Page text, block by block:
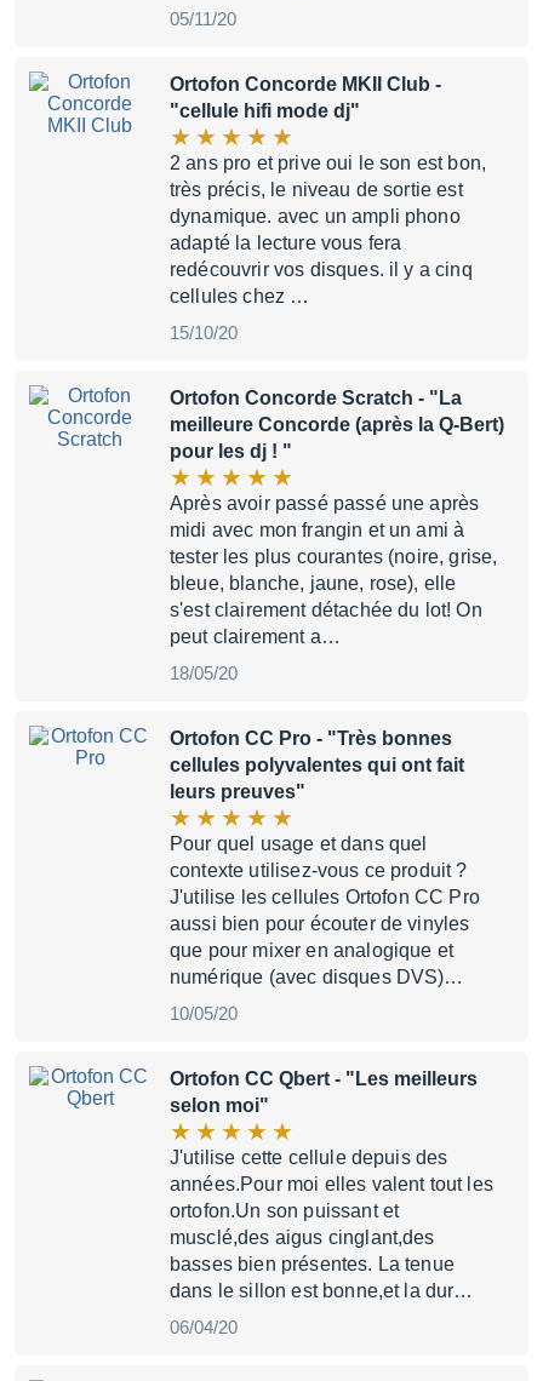
05/11/20
Ortofon Concorde MKII Club -
"cellule hifi mode dj"
2 ans pro et prive oui le son est bon,
très précis, le niveau de sortie est
dynamique. avec un ampli phono
adapté la lecture vous fera
redécouvrir vos disques. il y a cinq
cellules chez …
15/10/20
Ortofon Concorde Scratch - "La
meilleure Concorde (après la Q-Bert)
pour les dj ! "
Après avoir passé passé une après
midi avec mon frangin et un ami à
tester les plus courantes (noire, grise,
bleue, blanche, jaune, rose), elle
s'est clairement détachée du lot! On
peut clairement a…
18/05/20
Ortofon CC Pro - "Très bonnes
cellules polyvalentes qui ont fait
leurs preuves"
Pour quel usage et dans quel
contexte utilisez-vous ce produit ?
J'utilise les cellules Ortofon CC Pro
aussi bien pour écouter de vinyles
que pour mixer en analogique et
numérique (avec disques DVS)…
10/05/20
Ortofon CC Qbert - "Les meilleurs
selon moi"
J'utilise cette cellule depuis des
années.Pour moi elles valent tout les
ortofon.Un son puissant et
musclé,des aigus cinglant,des
basses bien présentes. La tenue
dans le sillon est bonne,et la dur…
06/04/20